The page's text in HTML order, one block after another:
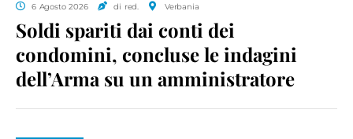
6 Agosto 2026 di red. Verbania
Soldi spariti dai conti dei
condomini, concluse le indagini
dell’Arma su un amministratore